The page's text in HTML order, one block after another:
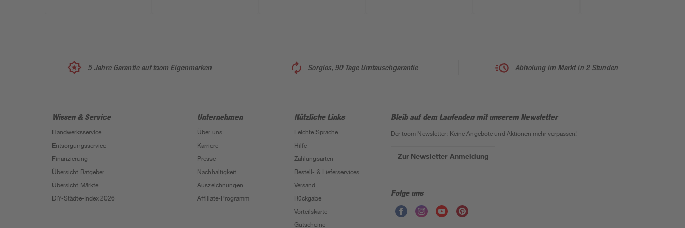
5 Jahre Garantie auf toom Eigenmarken Sorglos, 90 Tage Umtauschgarantie Abholung im Markt in 2 Stunden
Wissen & Service
Handwerksservice
Entsorgungsservice
Finanzierung
Übersicht Ratgeber
Übersicht Märkte
DIY-Städte-Index 2026
Unternehmen
Über uns
Karriere
Presse
Nachhaltigkeit
Auszeichnungen
Affiliate-Programm
Nützliche Links
Leichte Sprache
Hilfe
Zahlungsarten
Bestell- & Lieferservices
Versand
Rückgabe
Vorteilskarte
Gutscheine
Bleib auf dem Laufenden mit unserem Newsletter
Der toom Newsletter: Keine Angebote und Aktionen mehr verpassen!
Zur Newsletter Anmeldung
Folge uns